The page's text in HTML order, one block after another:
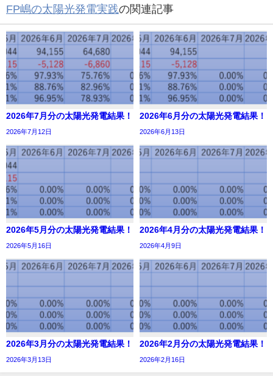
FP嶋の太陽光発電実践の関連記事
2026年7月分の太陽光発電結果！
2026年7月12日
2026年6月分の太陽光発電結果！
2026年6月13日
2026年5月分の太陽光発電結果！
2026年5月16日
2026年4月分の太陽光発電結果！
2026年4月9日
2026年3月分の太陽光発電結果！
2026年3月13日
2026年2月分の太陽光発電結果！
2026年2月16日